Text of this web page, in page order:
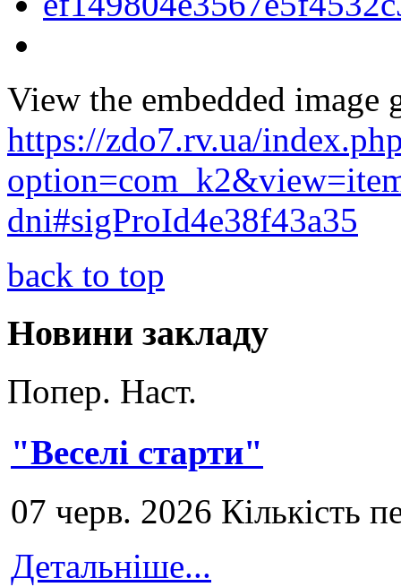
View the embedded image
https://zdo7.rv.ua/
dni#sigProId4e38f43a35
back to top
Новини закладу
Попер. Наст.
"Веселі старти"
07 черв. 2026 Кількість
Детальніше...